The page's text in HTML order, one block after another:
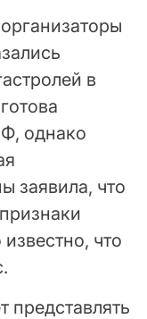
в
однако
заявила, что
что
представлять